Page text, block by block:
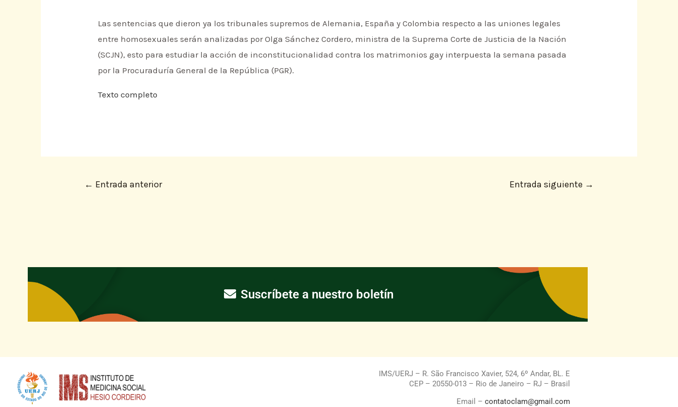
Las sentencias que dieron ya los tribunales supremos de Alemania, España y Colombia respecto a las uniones legales
entre homosexuales serán analizadas por Olga Sánchez Cordero, ministra de la Suprema Corte de Justicia de la Nación
(SCJN), esto para estudiar la acción de inconstitucionalidad contra los matrimonios gay interpuesta la semana pasada
por la Procuraduría General de la República (PGR).
Texto completo
← Entrada anterior Entrada siguiente →
Suscríbete a nuestro boletín
IMS/UERJ – R. São Francisco Xavier, 524, 6º Andar, BL. E
CEP – 20550-013 – Rio de Janeiro – RJ – Brasil
Email – contatoclam@gmail.com